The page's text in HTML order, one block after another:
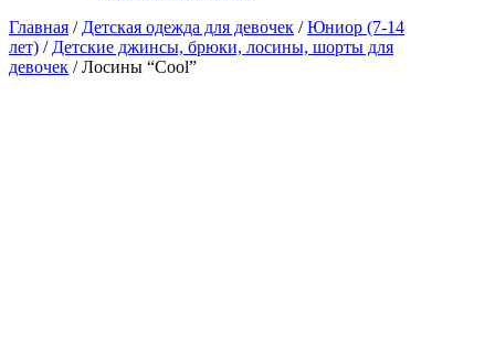
Главная / Детская одежда для девочек /Юниор (7-14
лет) / Детские джинсы, брюки, лосины, шорты для
девочек / Лосины “Cool”